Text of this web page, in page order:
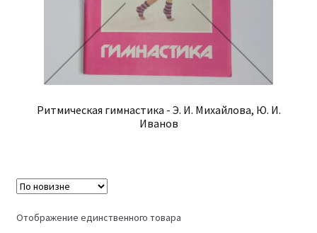
Ритмическая гимнастика - Э. И. Михайлова, Ю. И.
Иванов
Отображение единственного товара